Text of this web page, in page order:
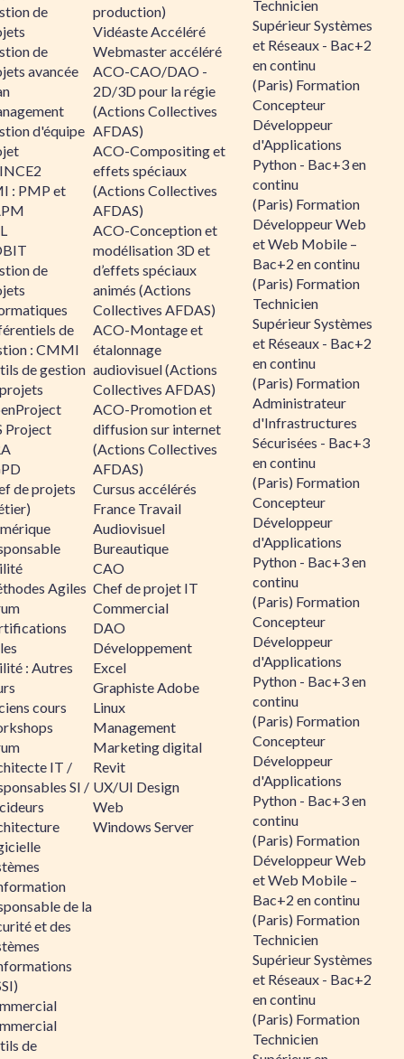
de
de
avancée
d'équipe
: PMP et
de
de
: CMMI
de gestion
Project
de projets
Agiles
: Autres
cours
IT /
SI /
de la
et des
de
production)
Vidéaste Accéléré
Webmaster accéléré
ACO-CAO/DAO -
2D/3D pour la régie
(Actions Collectives
AFDAS)
ACO-Compositing et
effets spéciaux
(Actions Collectives
AFDAS)
ACO-Conception et
modélisation 3D et
d’effets spéciaux
animés (Actions
Collectives AFDAS)
ACO-Montage et
étalonnage
audiovisuel (Actions
Collectives AFDAS)
ACO-Promotion et
diffusion sur internet
(Actions Collectives
AFDAS)
Cursus accélérés
France Travail
Audiovisuel
Bureautique
CAO
Chef de projet IT
Commercial
DAO
Développement
Excel
Graphiste Adobe
Linux
Management
Marketing digital
Revit
UX/UI Design
Web
Windows Server
Technicien
Supérieur Systèmes
et Réseaux - Bac+2
en continu
(Paris) Formation
Concepteur
Développeur
d'Applications
Python - Bac+3 en
continu
(Paris) Formation
Développeur Web
et Web Mobile –
Bac+2 en continu
(Paris) Formation
Technicien
Supérieur Systèmes
et Réseaux - Bac+2
en continu
(Paris) Formation
Administrateur
d'Infrastructures
Sécurisées - Bac+3
en continu
(Paris) Formation
Concepteur
Développeur
d'Applications
Python - Bac+3 en
continu
(Paris) Formation
Concepteur
Développeur
d'Applications
Python - Bac+3 en
continu
(Paris) Formation
Concepteur
Développeur
d'Applications
Python - Bac+3 en
continu
(Paris) Formation
Développeur Web
et Web Mobile –
Bac+2 en continu
(Paris) Formation
Technicien
Supérieur Systèmes
et Réseaux - Bac+2
en continu
(Paris) Formation
Technicien